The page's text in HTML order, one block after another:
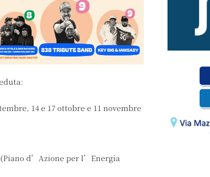
14 e 17 ottobre e 11 novembre
(Piano d’Azione per l’Energia